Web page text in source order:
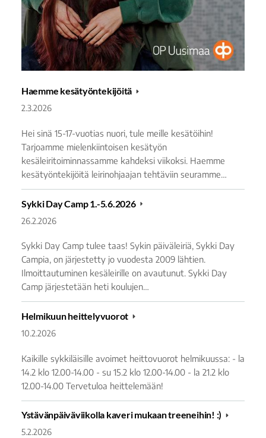
Haemme kesätyöntekijöitä
2.3.2026
Hei sinä 15-17-vuotias nuori, tule meille kesätöihin!
Tarjoamme mielenkiintoisen kesätyön
kesäleiritoiminnassamme kahdeksi viikoksi. Haemme
kesätyöntekijöitä leirinohjaajan tehtäviin seuramme…
Sykki Day Camp 1.-5.6.2026
26.2.2026
Sykki Day Camp tulee taas! Sykin päiväleiriä, Sykki Day
Campia, on järjestetty jo vuodesta 2009 lähtien.
Ilmoittautuminen kesäleirille on avautunut. Sykki Day
Camp järjestetään heti koulujen…
Helmikuun heittelyvuorot
10.2.2026
Kaikille sykkiläisille avoimet heittovuorot helmikuussa: - la
14.2 klo 12.00-14.00 - su 15.2 klo 12.00-14.00 - la 21.2 klo
12.00-14.00 Tervetuloa heittelemään!
Ystävänpäiväviikolla kaveri mukaan treeneihin! :)
5.2.2026